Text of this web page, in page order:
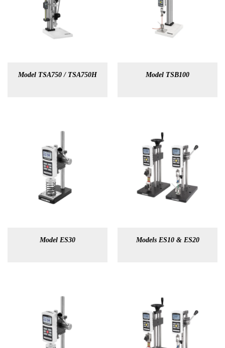
Model TSA750 / TSA750H Model TSB100
Model ES30 Models ES10 & ES20